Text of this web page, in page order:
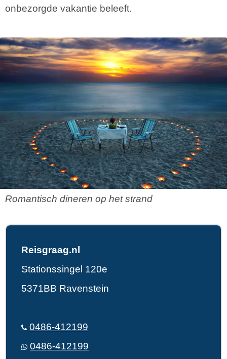
onbezorgde vakantie beleeft.
Romantisch dineren op het strand
Reisgraag.nl
Stationssingel 120e
5371BB Ravenstein
0486-412199
0486-412199